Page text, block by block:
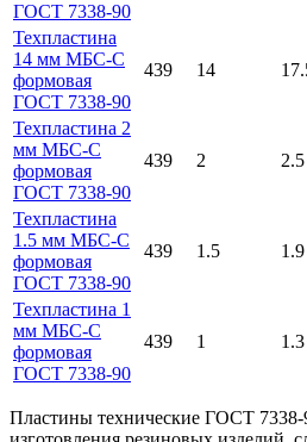
ГОСТ 7338-90
Техпластина
14 мм МБС-С
формовая
ГОСТ 7338-90
439 14
Техпластина 2
мм МБС-С
формовая
ГОСТ 7338-90
439 2 2.5
Техпластина
1.5 мм МБС-С
формовая
ГОСТ 7338-90
439 1.5 1.9
Техпластина 1
мм МБС-С
формовая
ГОСТ 7338-90
439 1 1.3
Пластины технические ГОСТ 7338-